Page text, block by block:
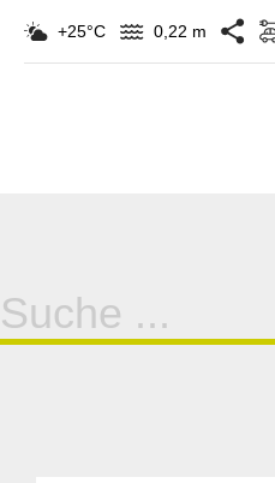
+25°C 0,22 m
Suche
für: